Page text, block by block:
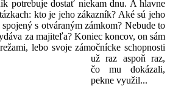
potrebuje dostať niekam dnu. A hlavne
kto je jeho zákazník? Aké sú jeho
s otváraným zámkom? Nebude to
za majiteľa? Koniec koncov, on sám
lebo svoje zámočnícke schopnosti
už raz aspoň raz,
čo mu dokázali,
pekne využil...